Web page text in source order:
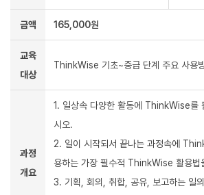
금액 165,000원
교육
대상
ThinkWise 기초~중급 단계 주요 사용
과정
개요
1. 일상속 다양한 활동에 ThinkWise를
시오.
2. 일이 시작되서 끝나는 과정속에
용하는 가장 필수적 ThinkWise 활용법
3. 기획, 회의, 취합, 공유, 보고하는 일